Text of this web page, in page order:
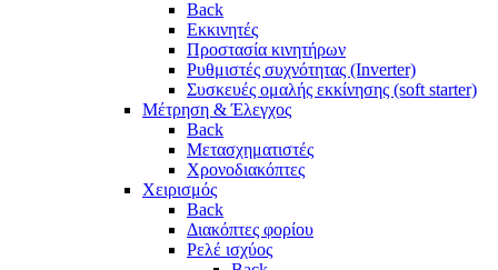
Back
Εκκινητές
Προστασία κινητήρων
Ρυθμιστές συχνότητας (Inverter)
Συσκευές ομαλής εκκίνησης (soft starter)
Μέτρηση & Έλεγχος
Back
Μετασχηματιστές
Χρονοδιακόπτες
Χειρισμός
Back
Διακόπτες φορίου
Ρελέ ισχύος